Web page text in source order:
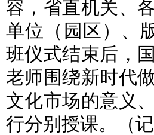
容，省直机关、
单位（园区）、
班仪式结束后，
老师围绕新时代
文化市场的意义
行分别授课。（记